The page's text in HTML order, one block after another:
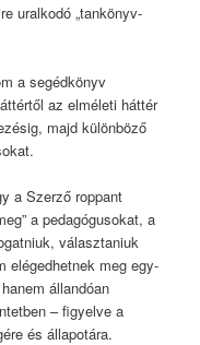
uralkodó „tankönyv-
a segédkönyv
az elméleti háttér
majd különböző
a Szerző roppant
a pedagógusokat, a
választaniuk
elégedhetnek meg egy-
állandóan
– figyelve a
és állapotára.